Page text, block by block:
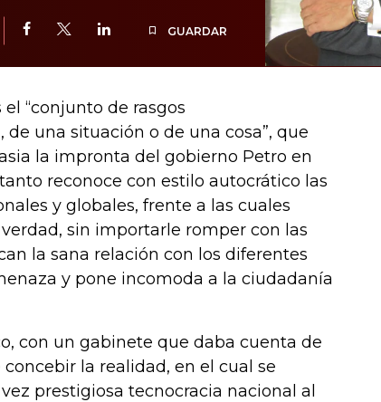
GUARDAR
“conjunto de rasgos
una situación o de una cosa”, que
la impronta del gobierno Petro en
reconoce con estilo autocrático las
y globales, frente a las cuales
sin importarle romper con las
la sana relación con los diferentes
y pone incomoda a la ciudadanía
con un gabinete que daba cuenta de
la realidad, en el cual se
prestigiosa tecnocracia nacional al